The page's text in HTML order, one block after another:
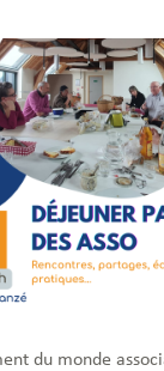
du monde